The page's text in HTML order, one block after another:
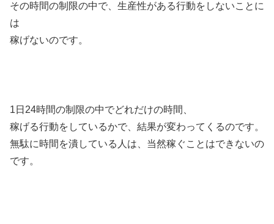
その時間の制限の中で、生産性がある行動をしないことに
は
稼げないのです。
1日24時間の制限の中でどれだけの時間、
稼げる行動をしているかで、結果が変わってくるのです。
無駄に時間を潰している人は、当然稼ぐことはできないの
です。